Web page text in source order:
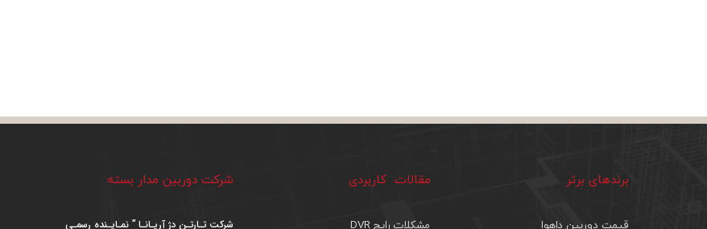
برندهای برتر
قیمت دوربین داهوا
مقالات کاربردی
مشکلات رایج DVR
شرکت دوربین مدار بسته
شرکت تـارتـن دژ آریـانـا ” نمـایـنده رسمـی